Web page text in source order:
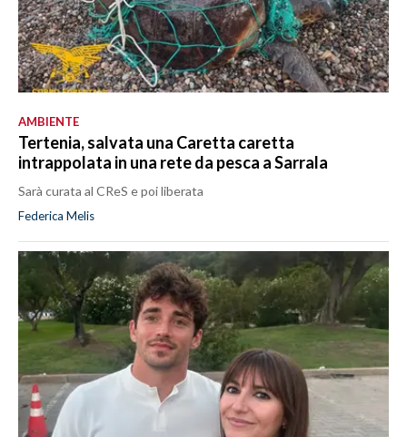
AMBIENTE
Tertenia, salvata una Caretta caretta
intrappolata in una rete da pesca a Sarrala
Sarà curata al CReS e poi liberata
Federica Melis